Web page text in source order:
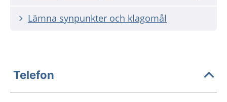
Lämna synpunkter och klagomål
Telefon